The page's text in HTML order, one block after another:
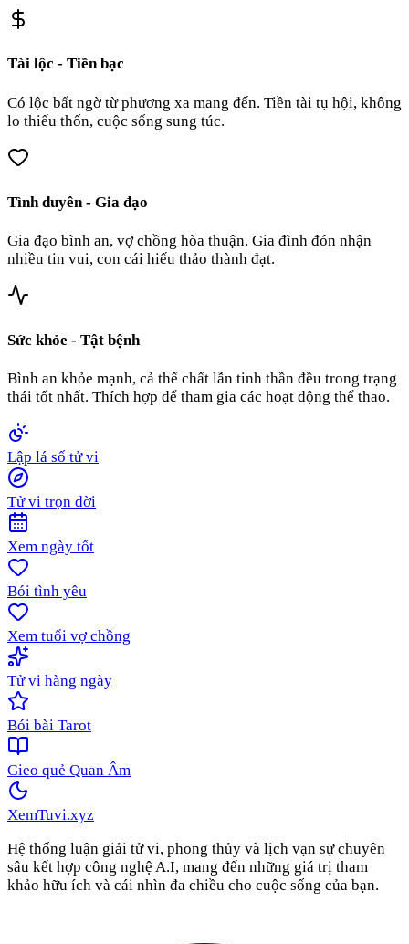
Tài lộc - Tiền bạc
Có lộc bất ngờ từ phương xa mang đến. Tiền tài tụ hội, không
lo thiếu thốn, cuộc sống sung túc.
Tình duyên - Gia đạo
Gia đạo bình an, vợ chồng hòa thuận. Gia đình đón nhận
nhiều tin vui, con cái hiếu thảo thành đạt.
Sức khỏe - Tật bệnh
Bình an khỏe mạnh, cả thể chất lẫn tinh thần đều trong trạng
thái tốt nhất. Thích hợp để tham gia các hoạt động thể thao.
Lập lá số tử vi
Tử vi trọn đời
Xem ngày tốt
Bói tình yêu
Xem tuổi vợ chồng
Tử vi hàng ngày
Bói bài Tarot
Gieo quẻ Quan Âm
XemTuvi.xyz
Hệ thống luận giải tử vi, phong thủy và lịch vạn sự chuyên
sâu kết hợp công nghệ A.I, mang đến những giá trị tham
khảo hữu ích và cái nhìn đa chiều cho cuộc sống của bạn.